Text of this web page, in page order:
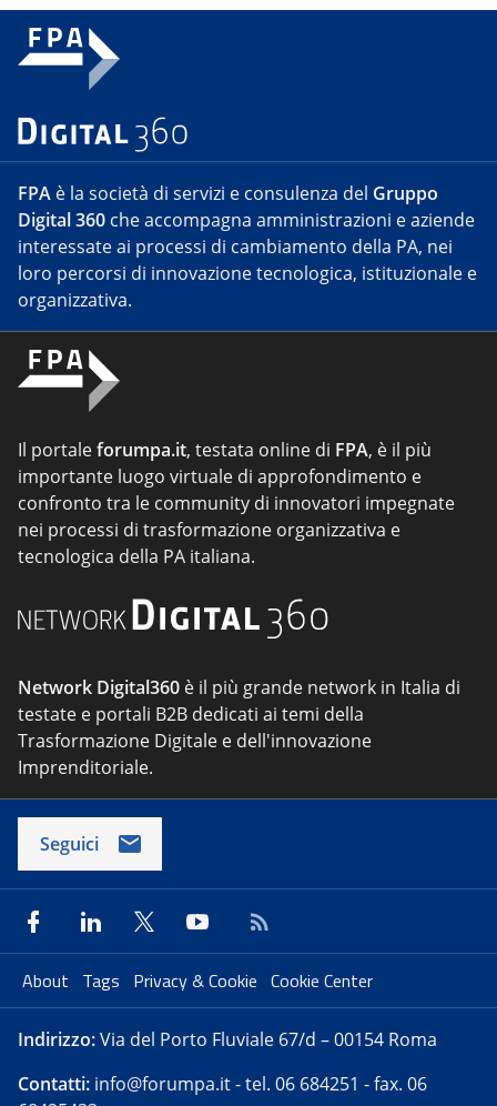
FPA è la società di servizi e consulenza del Gruppo
Digital 360 che accompagna amministrazioni e aziende
interessate ai processi di cambiamento della PA, nei
loro percorsi di innovazione tecnologica, istituzionale e
organizzativa.
Il portaleforumpa.it, testata online di FPA, è il più
importante luogo virtuale di approfondimento e
confronto tra le community di innovatori impegnate
nei processi di trasformazione organizzativa e
tecnologica della PA italiana.
Network Digital360 è il più grande network in Italia di
testate e portali B2B dedicati ai temi della
Trasformazione Digitale e dell'innovazione
Imprenditoriale.
Seguici
About Tags Privacy & Cookie Cookie Center
Indirizzo:Via del Porto Fluviale 67/d – 00154 Roma
Contatti: info@forumpa.it- tel. 06 684251 - fax. 06